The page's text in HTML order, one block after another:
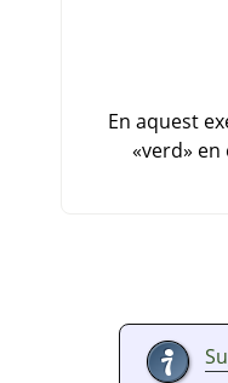
En aquest
«verd» en